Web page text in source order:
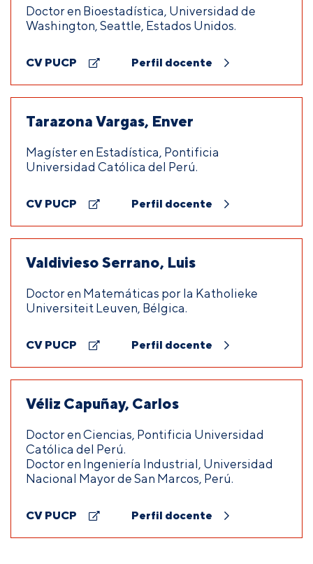
Doctor en Bioestadística, Universidad de
Washington, Seattle, Estados Unidos.
CV PUCP Perfil docente
Tarazona Vargas, Enver
Magíster en Estadística, Pontificia
Universidad Católica del Perú.
CV PUCP Perfil docente
Valdivieso Serrano, Luis
Doctor en Matemáticas por la Katholieke
Universiteit Leuven, Bélgica.
CV PUCP Perfil docente
Véliz Capuñay, Carlos
Doctor en Ciencias, Pontificia Universidad
Católica del Perú.
Doctor en Ingeniería Industrial, Universidad
Nacional Mayor de San Marcos, Perú.
CV PUCP Perfil docente